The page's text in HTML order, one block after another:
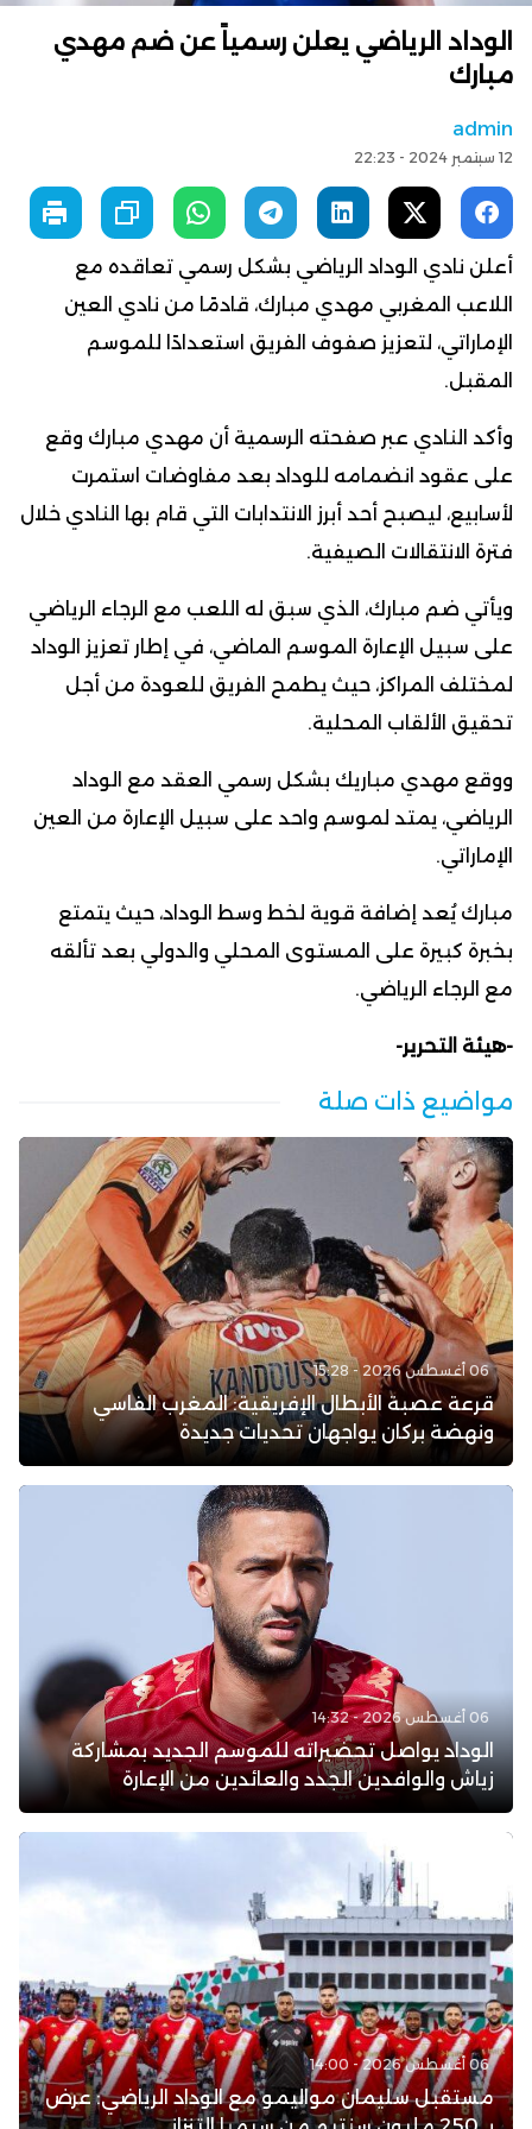
الوداد الرياضي يعلن رسمياً عن ضم مهدي
مبارك
admin
12 سبتمبر 2024 - 22:23
أعلن نادي الوداد الرياضي بشكل رسمي تعاقده مع
اللاعب المغربي مهدي مبارك، قادمًا من نادي العين
الإماراتي، لتعزيز صفوف الفريق استعدادًا للموسم
المقبل.
وأكد النادي عبر صفحته الرسمية أن مهدي مبارك وقع
على عقود انضمامه للوداد بعد مفاوضات استمرت
لأسابيع، ليصبح أحد أبرز الانتدابات التي قام بها النادي خلال
فترة الانتقالات الصيفية.
ويأتي ضم مبارك، الذي سبق له اللعب مع الرجاء الرياضي
على سبيل الإعارة الموسم الماضي، في إطار تعزيز الوداد
لمختلف المراكز، حيث يطمح الفريق للعودة من أجل
تحقيق الألقاب المحلية.
ووقع مهدي مباريك بشكل رسمي العقد مع الوداد
الرياضي، يمتد لموسم واحد على سبيل الإعارة من العين
الإماراتي.
مبارك يُعد إضافة قوية لخط وسط الوداد، حيث يتمتع
بخبرة كبيرة على المستوى المحلي والدولي بعد تألقه
مع الرجاء الرياضي.
-هيئة التحرير-
مواضيع ذات صلة
06 أغسطس 2026 - 15:28
قرعة عصبة الأبطال الإفريقية: المغرب الفاسي
ونهضة بركان يواجهان تحديات جديدة
06 أغسطس 2026 - 14:32
الوداد يواصل تحضيراته للموسم الجديد بمشاركة
زياش والوافدين الجدد والعائدين من الإعارة
06 أغسطس 2026 - 14:00
مستقبل سليمان مواليمو مع الوداد الرياضي: عرض